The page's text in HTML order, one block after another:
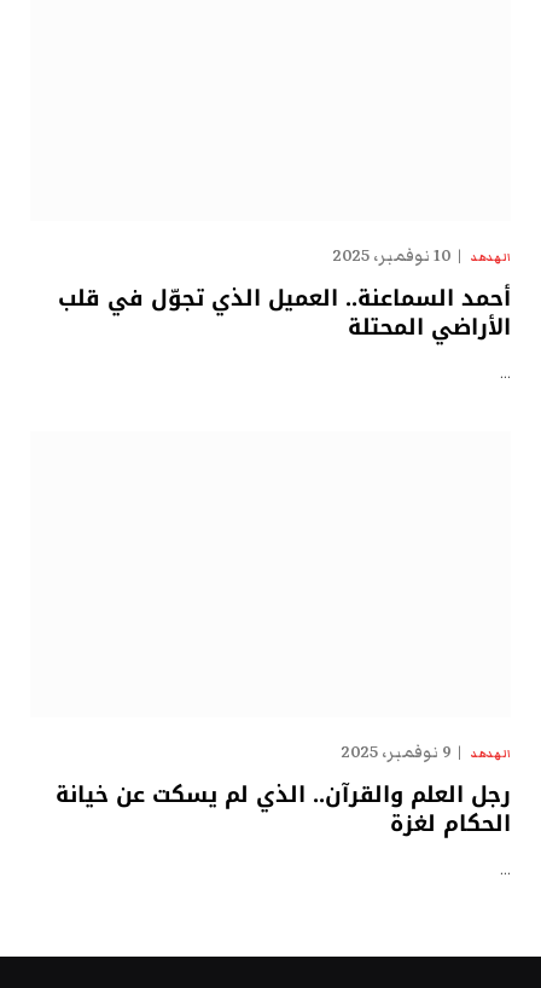
الهدهد 10 نوفمبر، 2025
أحمد السماعنة.. العميل الذي تجوّل في قلب
الأراضي المحتلة
…
الهدهد 9 نوفمبر، 2025
رجل العلم والقرآن.. الذي لم يسكت عن خيانة
الحكام لغزة
…